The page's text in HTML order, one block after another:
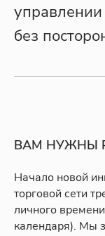
без
ВАМ НУЖНЫ
Начало новой
торговой сети
личного
календаря). Мы